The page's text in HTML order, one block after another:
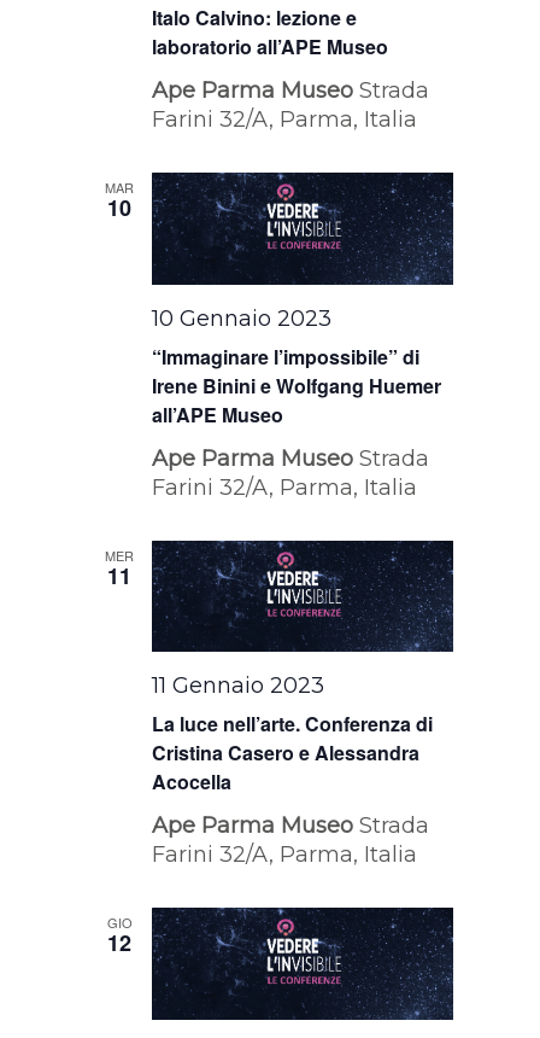
Italo Calvino: lezione e
laboratorio all’APE Museo
Ape Parma MuseoStrada
Farini 32/A, Parma, Italia
MAR
10
“Immaginare l’impossibile” di
Irene Binini e Wolfgang Huemer
all’APE Museo
10 Gennaio 2023
Ape Parma MuseoStrada
Farini 32/A, Parma, Italia
MER
11
La luce nell’arte. Conferenza di
Cristina Casero e Alessandra
Acocella
11 Gennaio 2023
Ape Parma MuseoStrada
Farini 32/A, Parma, Italia
GIO
12